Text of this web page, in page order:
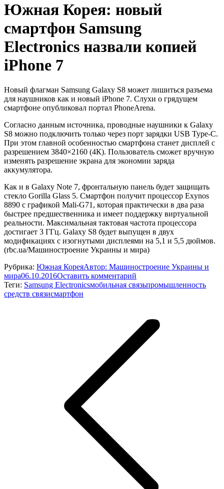
Южная Корея: новый
смартфон Samsung
Electronics назвали копией
iPhone 7
Новый флагман Samsung Galaxy S8 может лишиться разъема
для наушников как и новый iPhone 7. Слухи о грядущем
смартфоне опубликовал портал PhoneArena.
Согласно данным источника, проводные наушники к Galaxy
S8 можно подключить только через порт зарядки USB Type-C.
При этом главной особенностью смартфона станет дисплей с
разрешением 3840×2160 (4К). Пользователь сможет вручную
изменять разрешение экрана для экономии заряда
аккумулятора.
Как и в Galaxy Note 7, фронтальную панель будет защищать
стекло Gorilla Glass 5. Смартфон получит процессор Exynos
8890 с графикой Mali-G71, которая практически в два раза
быстрее предшественника и имеет поддержку виртуальной
реальности. Максимальная тактовая частота процессора
достигает 3 ГГц. Galaxy S8 будет выпущен в двух
модификациях с изогнутыми дисплеями на 5,1 и 5,5 дюймов.
(rbc.ua/Машиностроение Украины и мира)
Рубрика: Южная КореяАвтор: Машиностроение Украины и
мира06.10.2016Оставить комментарий
Теги: Samsung Electronicsмобильная связьпромышленность
средств связисмартфон